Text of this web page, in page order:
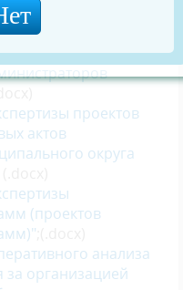
местного
бюджетной
проектов
актов
округа
(проектов
анализа
за организацией